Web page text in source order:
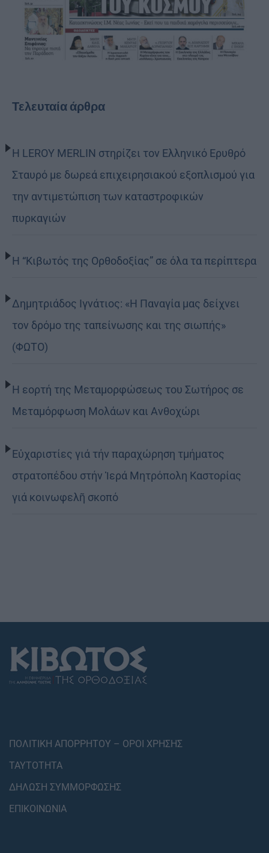
Τελευταία άρθρα
Η LEROY MERLIN στηρίζει τον Ελληνικό Ερυθρό
Σταυρό με δωρεά επιχειρησιακού εξοπλισμού για
την αντιμετώπιση των καταστροφικών
πυρκαγιών
Η “Κιβωτός της Ορθοδοξίας” σε όλα τα περίπτερα
Δημητριάδος Ιγνάτιος: «Η Παναγία μας δείχνει
τον δρόμο της ταπείνωσης και της σιωπής»
(ΦΩΤΟ)
Η εορτή της Μεταμορφώσεως του Σωτήρος σε
Μεταμόρφωση Μολάων και Ανθοχώρι
Εὐχαριστίες γιά τήν παραχώρηση τμήματος
στρατοπέδου στήν Ἱερά Μητρόπολη Καστορίας
γιά κοινωφελῆ σκοπό
ΠΟΛΙΤΙΚΗ ΑΠΟΡΡΗΤΟΥ – ΟΡΟΙ ΧΡΗΣΗΣ
ΤΑΥΤΟΤΗΤΑ
ΔΗΛΩΣΗ ΣΥΜΜΟΡΦΩΣΗΣ
ΕΠΙΚΟΙΝΩΝΙΑ